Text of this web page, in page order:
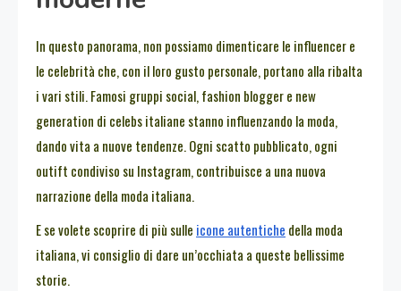
In questo panorama, non possiamo dimenticare le influencer e
le celebrità che, con il loro gusto personale, portano alla ribalta
i vari stili. Famosi gruppi social, fashion blogger e new
generation di celebs italiane stanno influenzando la moda,
dando vita a nuove tendenze. Ogni scatto pubblicato, ogni
outift condiviso su Instagram, contribuisce a una nuova
narrazione della moda italiana.
E se volete scoprire di più sulle icone autentiche della moda
italiana, vi consiglio di dare un’occhiata a queste bellissime
storie.